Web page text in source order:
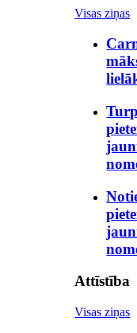
Visas ziņas
Attīstība
Visas ziņas